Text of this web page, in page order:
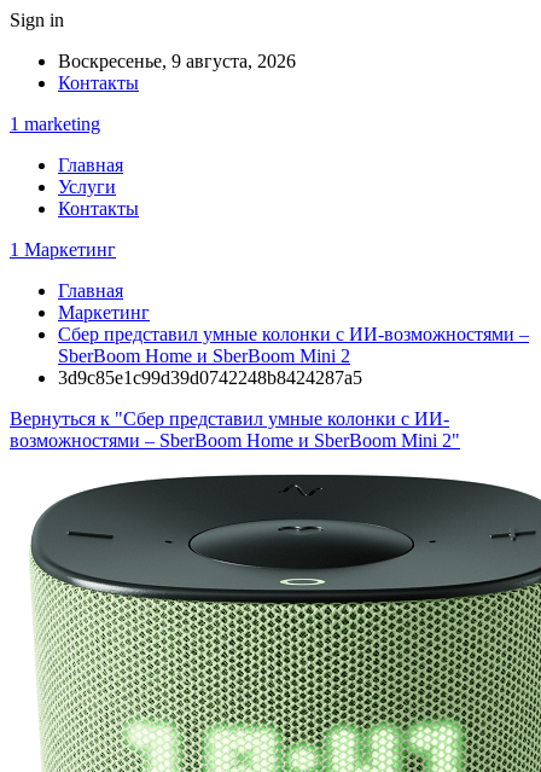
Sign in
Воскресенье, 9 августа, 2026
Контакты
1 marketing
Главная
Услуги
Контакты
1 Маркетинг
Главная
Маркетинг
Сбер представил умные колонки с ИИ-возможностями –
SberBoom Homе и SberBoom Mini 2
3d9c85e1c99d39d0742248b8424287a5
Вернуться к "Сбер представил умные колонки с ИИ-
возможностями – SberBoom Homе и SberBoom Mini 2"